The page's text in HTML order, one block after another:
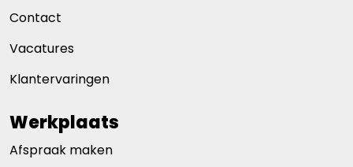
Contact
Vacatures
Klantervaringen
Werkplaats
Afspraak maken